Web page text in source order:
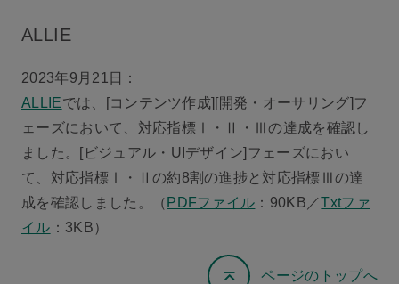
ALLIE
2023年9月21日：
ALLIEでは、[コンテンツ作成][開発・オーサリング]フ
ェーズにおいて、対応指標Ⅰ・Ⅱ・Ⅲの達成を確認し
ました。[ビジュアル・UIデザイン]フェーズにおい
て、対応指標Ⅰ・Ⅱの約8割の進捗と対応指標Ⅲの達
成を確認しました。（ PDFファイル ：90KB／Txtファ
イル ：3KB）
ページのトップへ